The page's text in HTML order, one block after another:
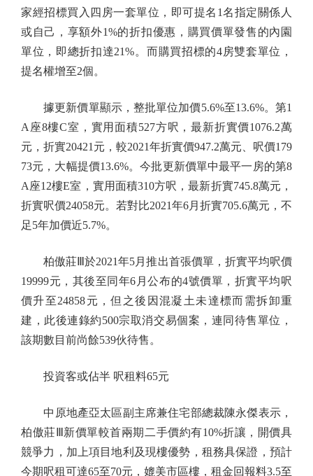
家經招標買入四房一套單位，即可提名1名指定關係人
或自己，享額外1%的折扣優惠，購買價單發售的內園
單位，即總折扣達21%。而購買招標的4房雙套單位，
提名權增至2個。
據更新價單顯示，整批單位加價5.6%至13.6%。第1
A座8樓C室，實用面積527方呎，最新折實價1076.2萬
元，折實20421元，較2021年折實價947.2萬元、呎價179
73元，大幅提價13.6%。今批更新價單中最平一房的第8
A座12樓E室，實用面積310方呎，最新折實745.8萬元，
折實呎價24058元。若對比2021年6月折實705.6萬元，不
足5年加價近5.7%。
柏傲莊Ⅲ於2021年5月推出首張價單，折實平均呎價
19999元，其後至同年6月公布的4號價單，折實平均呎
價升至24858元，但之後因混凝土未達標而需拆卸重
建，此後連錄約500宗取消交易個案，連同待售單位，
該期數目前尚餘539伙待售。
投資客或佔半 呎租料65元
中原地產亞太區副主席兼住宅部總裁陳永傑表示，
柏傲莊Ⅲ新價單較首兩期二手價約有10%折讓，開價具
競爭力，加上項目地利及現樓優勢，租務具保證，預計
今期呎租可達65至70元，媲美市區樓，租金回報料3.5至